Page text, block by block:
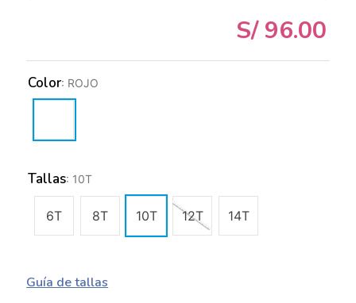
S/ 96.00
Tallas: 10T
6T 8T 10T 12T 14T
Color: ROJO
Guía de tallas